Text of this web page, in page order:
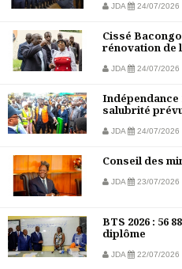
JDA 24/07/2026
Cissé
rénovation de
JDA 24/07/2026
Indépendance
salubrité
JDA 24/07/2026
Conseil des
JDA 23/07/2026
BTS 2026 : 56
diplôme
JDA 22/07/2026